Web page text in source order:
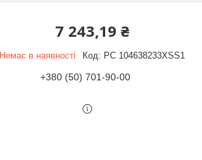
7 243,19 ₴
Немає в наявності Код: PC 104638233XSS1
+380 (50) 701-90-00